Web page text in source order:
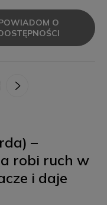
O
»
–
robi ruch w
i daje